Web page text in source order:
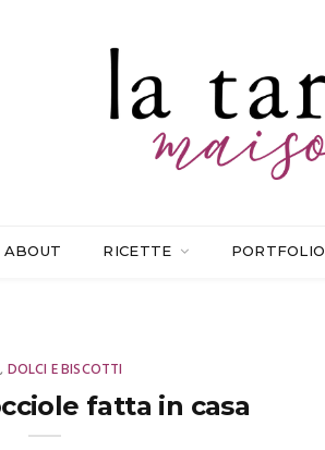
ABOUT RICETTE PORTFOLIO
, DOLCI E BISCOTTI
fatta in casa